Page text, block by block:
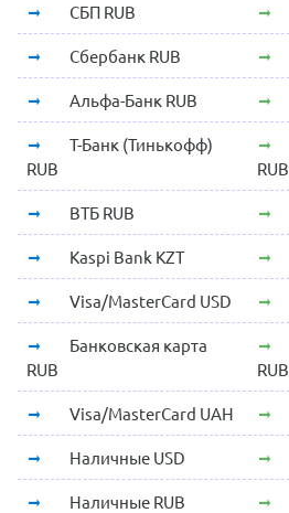
СБП RUB
Сбербанк RUB
Альфа-Банк RUB
Т-Банк (Тинькофф)
RUB
RUB
ВТБ RUB
Kaspi Bank KZT
Visa/MasterCard USD
Банковская карта
RUB
RUB
Visa/MasterCard UAH
Наличные USD
Наличные RUB